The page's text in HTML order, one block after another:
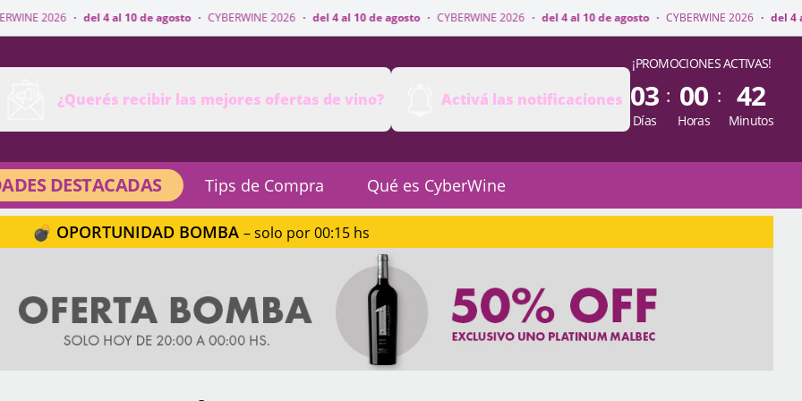
4 al 10 de agosto · CYBERWINE 2026 · del 4 al 10 de agosto · CYBERWINE 2026 · del 4 al 10 de agosto · CYBERWINE 2026 · del 4 al 10 de agosto
¿Querés recibir las mejores ofertas de vino?
Activá las notificaciones
¡PROMOCIONES ACTIVAS!
03
Días
: 00
Horas
: 42
Minutos
DESTACADAS Tips de Compra Qué es CyberWine
💣 OPORTUNIDAD BOMBA – solo por 00:15 hs